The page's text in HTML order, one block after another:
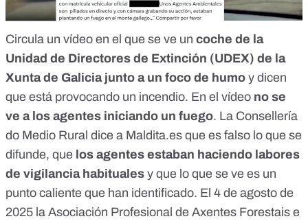
Circula un vídeo en el que se ve un coche de la
Unidad de Directores de Extinción (UDEX) de la
Xunta de Galicia junto a un foco de humo y dicen
que está provocando un incendio. En el vídeo no se
ve a los agentes iniciando un fuego. La Consellería
do Medio Rural dice a Maldita.es que es falso lo que se
difunde, que los agentes estaban haciendo labores
de vigilancia habituales y que lo que se ve es un
punto caliente que han identificado. El 4 de agosto de
2025 la Asociación Profesional de Axentes Forestais e